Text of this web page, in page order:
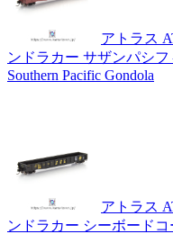
アトラス
ンドラカー サザンパシフ
Southern Pacific Gondola
アトラス
ンドラカー シーボード